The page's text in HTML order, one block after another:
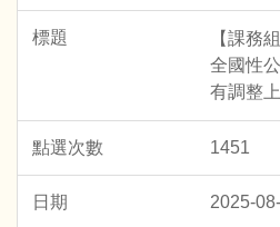
【課務
全國性
有調整
1451
2025-